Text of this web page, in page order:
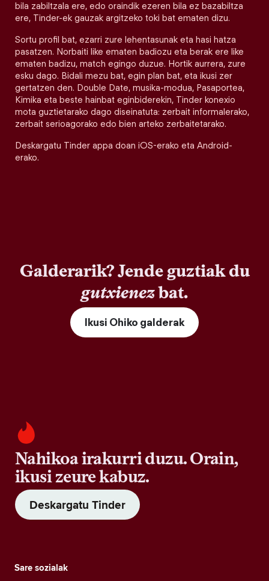
bila zabiltzala ere, edo oraindik ezeren bila ez bazabiltza
ere, Tinder-ek gauzak argitzeko toki bat ematen dizu.
Sortu profil bat, ezarri zure lehentasunak eta hasi hatza
pasatzen. Norbaiti like ematen badiozu eta berak ere like
ematen badizu, match egingo duzue. Hortik aurrera, zure
esku dago. Bidali mezu bat, egin plan bat, eta ikusi zer
gertatzen den. Double Date, musika-modua, Pasaportea,
Kimika eta beste hainbat eginbiderekin, Tinder konexio
mota guztietarako dago diseinatuta: zerbait informalerako,
zerbait serioagorako edo bien arteko zerbaitetarako.
Deskargatu Tinder appa doan iOS-erako eta Android-
erako.
Galderarik? Jende guztiak du
gutxienezbat.
Ikusi Ohiko galderak
Nahikoa irakurri duzu. Orain,
ikusi zeure kabuz.
Deskargatu Tinder
Sare sozialak